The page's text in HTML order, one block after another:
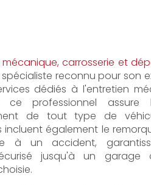
carrosserie et
reconnu pour son
dédiés à l'entretien
ce professionnel
de tout type de
incluent également le
à un accident,
jusqu'à un garage